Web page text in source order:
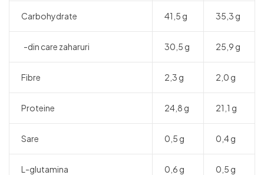
Carbohydrate 41,5 g 35,3 g
-din care zaharuri 30,5 g 25,9 g
Fibre 2,3 g 2,0 g
Proteine 24,8 g 21,1 g
Sare 0,5 g 0,4 g
L-glutamina 0,6 g 0,5 g